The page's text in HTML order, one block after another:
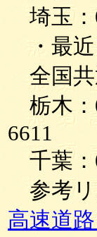
埼玉：
・最近
全国共
栃木：
6611
千葉：
参考リ
高速道